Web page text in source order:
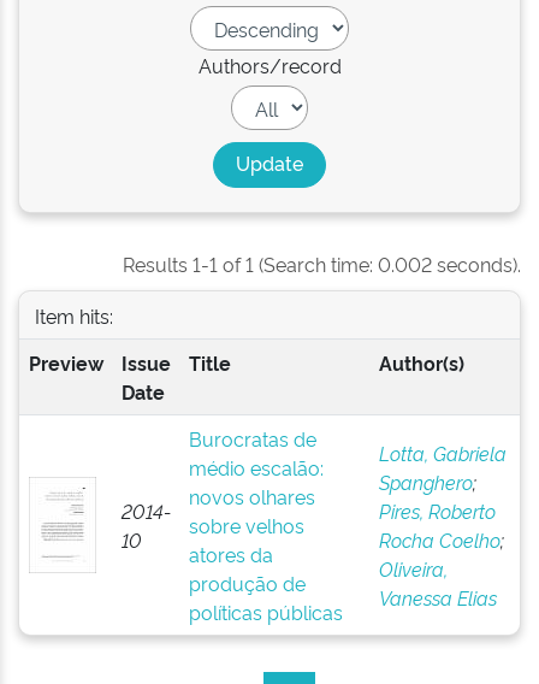
Authors/record
Results 1-1 of 1 (Search time: 0.002 seconds).
Item hits:
Preview
Issue
Date
Title Author(s)
2014-
10
Burocratas de
médio escalão:
novos olhares
sobre velhos
atores da
produção de
políticas públicas
Lotta, Gabriela
Spanghero;
Pires, Roberto
Rocha Coelho;
Oliveira,
Vanessa Elias